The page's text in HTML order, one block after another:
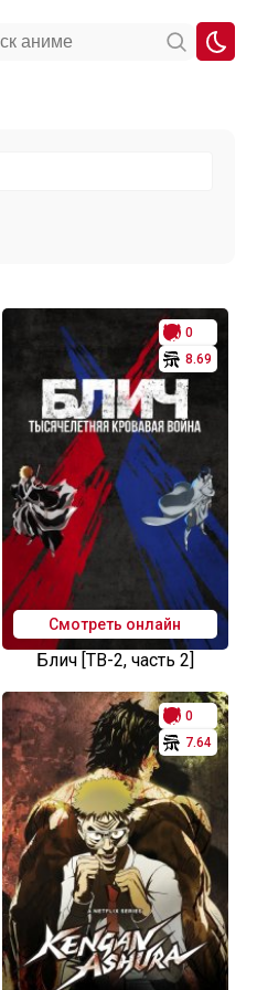
0
8.69
Смотреть онлайн
Блич [ТВ-2, часть 2]
0
7.64